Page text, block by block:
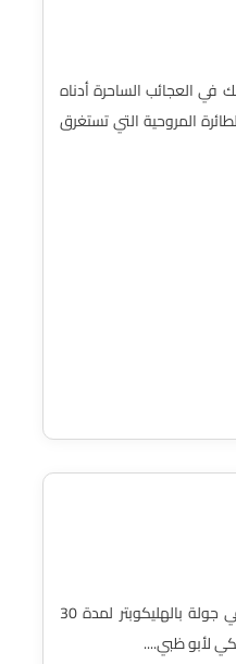
في العجائب الساحرة أدناه
المروحية التي تستغرق
انغمس في تجربة لا مثيل لها في جولة بالهليكوبتر لمدة 30
لأبو ظبي....